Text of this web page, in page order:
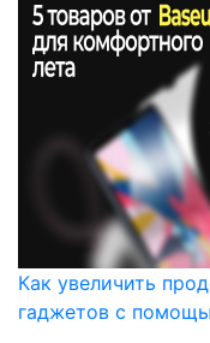
Как увеличить
гаджетов с